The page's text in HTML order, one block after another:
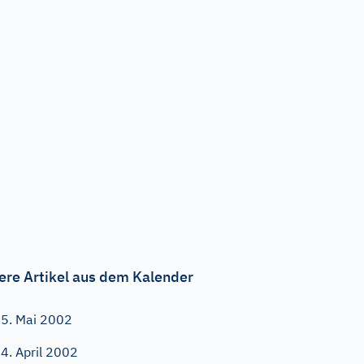
Artikel aus dem Kalender
Mai 2002
April 2002